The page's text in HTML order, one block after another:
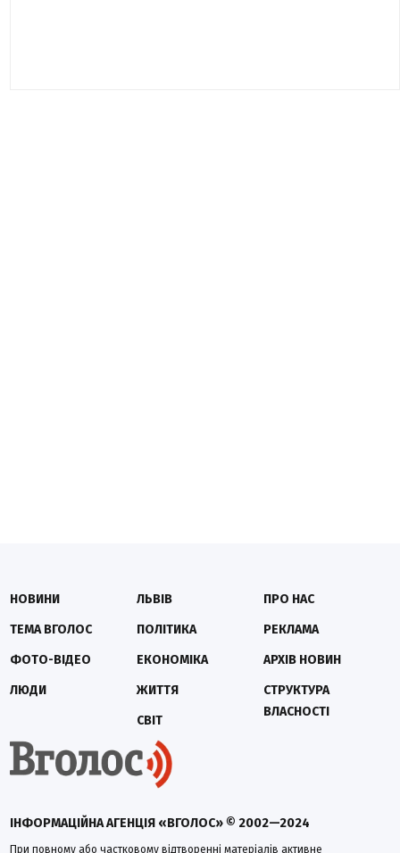
ІНФОРМАЦІЙНА АГЕНЦІЯ «ВГОЛОС» © 2002—2024
При повному або частковому відтворенні матеріалів активне
НОВИНИ
ТЕМА ВГОЛОС
ФОТО-ВІДЕО
ЛЮДИ
ЛЬВІВ
ПОЛІТИКА
ЕКОНОМІКА
ЖИТТЯ
СВІТ
ПРО НАС
РЕКЛАМА
АРХІВ НОВИН
СТРУКТУРА
ВЛАСНОСТІ